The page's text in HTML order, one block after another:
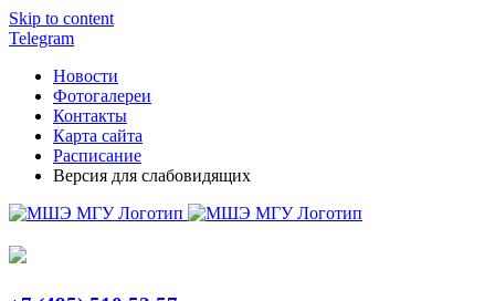
Skip to content
Telegram
Новости
Фотогалереи
Контакты
Карта сайта
Расписание
Версия для слабовидящих